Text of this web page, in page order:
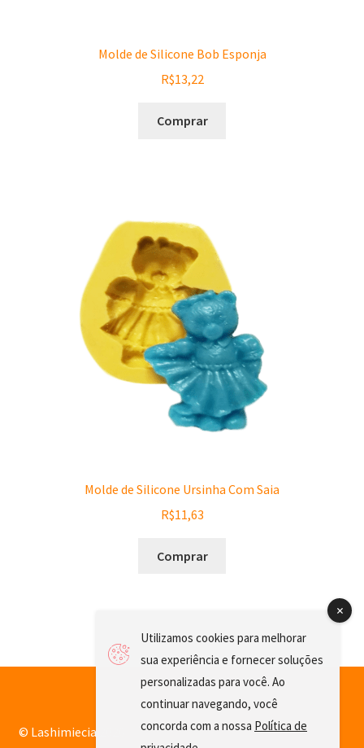
Molde de Silicone Bob Esponja
R$13,22
Comprar
Molde de Silicone Ursinha Com Saia
R$11,63
Comprar
© Lashimiecia 2026
Utilizamos cookies para melhorar
sua experiência e fornecer soluções
personalizadas para você. Ao
continuar navegando, você
concorda com a nossa Política de